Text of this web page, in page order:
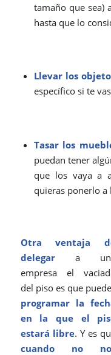
tamaño que sea)
hasta que lo
Llevar los
específico si te
Tasar los
puedan tener
que los vaya a
quieras ponerlo a
Otra ventaja
delegara
empresa el
del piso es que
programar la
en la que el
estará libre. Y es
cuando no